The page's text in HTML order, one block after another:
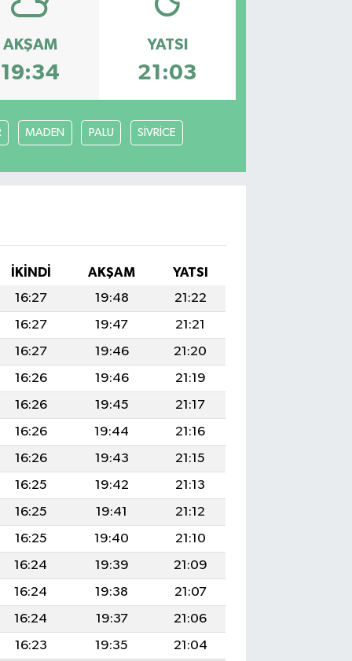
AKŞAM
19:34
YATSI
21:03
MADEN PALU SİVRİCE
İKINDI AKŞAM
YATSI
16:27 19:48
21:22
16:27 19:47
21:21
16:27 19:46
21:20
16:26 19:46
21:19
16:26 19:45
21:17
16:26 19:44
21:16
16:26 19:43
21:15
16:25 19:42
21:13
16:25 19:41
21:12
16:25 19:40
21:10
16:24 19:39
21:09
16:24 19:38
21:07
16:24 19:37
21:06
16:23 19:35
21:04